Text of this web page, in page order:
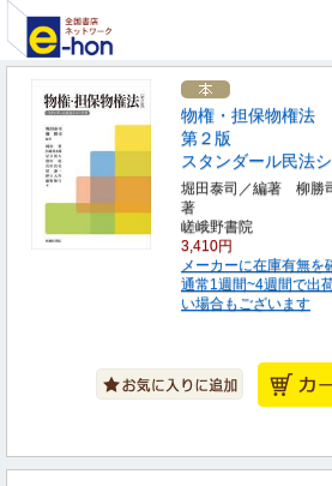
物権・担保物権法
第２版
スタンダール民法
堀田泰司／編著 柳勝
著
嵯峨野書院
3,410円
メーカーに在庫有無を
通常1週間~4週間で
い場合もございます